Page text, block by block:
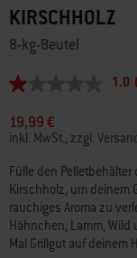
KIRSCHHOLZ
8-kg-Beutel
1.0
5
Sternen,
Durchschnittswert
der
Bewertung.
Read
a
Review.
Link
auf
1.0
19,99 €
inkl. MwSt., zzgl.
Fülle den
Kirschholz, um deinem
rauchiges Aroma zu
Hähnchen, Lamm,
Mal Grillgut auf deinem